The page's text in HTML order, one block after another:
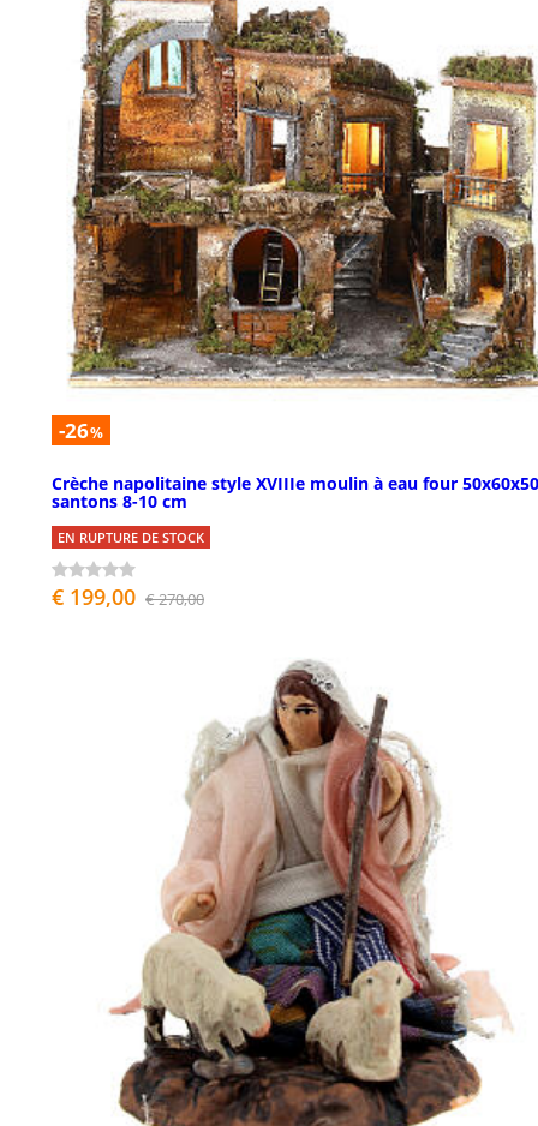
-26%
Crèche napolitaine style XVIIIe moulin à eau four
santons 8-10 cm
EN RUPTURE DE STOCK
€ 199,00 € 270,00